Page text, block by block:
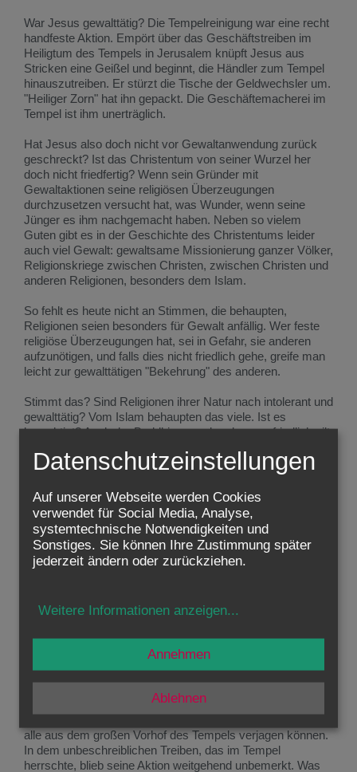
War Jesus gewalttätig? Die Tempelreinigung war eine recht
handfeste Aktion. Empört über das Geschäftstreiben im
Heiligtum des Tempels in Jerusalem knüpft Jesus aus
Stricken eine Geißel und beginnt, die Händler zum Tempel
hinauszutreiben. Er stürzt die Tische der Geldwechsler um.
"Heiliger Zorn" hat ihn gepackt. Die Geschäftemacherei im
Tempel ist ihm unerträglich.
Hat Jesus also doch nicht vor Gewaltanwendung zurück
geschreckt? Ist das Christentum von seiner Wurzel her
doch nicht friedfertig? Wenn sein Gründer mit
Gewaltaktionen seine religiösen Überzeugungen
durchzusetzen versucht hat, was Wunder, wenn seine
Jünger es ihm nachgemacht haben. Neben so vielem
Guten gibt es in der Geschichte des Christentums leider
auch viel Gewalt: gewaltsame Missionierung ganzer Völker,
Religionskriege zwischen Christen, zwischen Christen und
anderen Religionen, besonders dem Islam.
So fehlt es heute nicht an Stimmen, die behaupten,
Religionen seien besonders für Gewalt anfällig. Wer feste
religiöse Überzeugungen hat, sei in Gefahr, sie anderen
aufzunötigen, und falls dies nicht friedlich gehe, greife man
leicht zur gewalttätigen "Bekehrung" des anderen.
Stimmt das? Sind Religionen ihrer Natur nach intolerant und
gewalttätig? Vom Islam behaupten das viele. Ist es
berechtigt? Auch der Buddhismus, der als ganz friedlich gilt,
Lanka). Der Hinduismus kennt zur Zeit schlimme
Oder liegt das einfach daran, dass wir alle, als Menschen,
eine Neigung zur Gewalt in uns tragen, die unter
bestimmten Umständen ausbrechen kann? Dann lautet die
Frage: Fördert die Religion den bösen Hang in uns
Menschen, mit Gewalt zuzuschlagen? Ich kenne die
Jesus hat keine Waffen (die waren im Tempel verboten). Er
"kämpft" alleine, ausgerüstet nur mit einer Strickgeißel.
Jerusalem. Tausende Schafe wurden für das Ostermahl
alle aus dem großen Vorhof des Tempels verjagen können.
In dem unbeschreiblichen Treiben, das im Tempel
herrschte, blieb seine Aktion weitgehend unbemerkt. Was
Datenschutzeinstellungen
Auf unserer Webseite werden Cookies
verwendet für Social Media, Analyse,
systemtechnische Notwendigkeiten und
Sonstiges. Sie können Ihre Zustimmung später
jederzeit ändern oder zurückziehen.
Weitere Informationen anzeigen...
Ablehnen
Annehmen